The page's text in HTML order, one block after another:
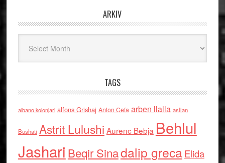
ARKIV
TAGS
albano kolonjari alfons Grishaj Anton Cefa arben llalla asllan
Bushati Astrit Lulushi Aurenc Bebja Behlul
Jashari Beqir Sinadalip grecaElida